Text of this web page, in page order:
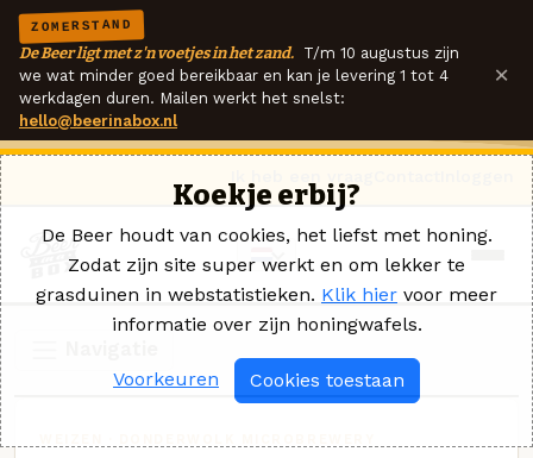
ZOMERSTAND
De Beer ligt met z'n voetjes in het zand. T/m 10 augustus zijn
we wat minder goed bereikbaar en kan je levering 1 tot 4
werkdagen duren. Mailen werkt het snelst:
hello@beerinabox.nl
×
Koekje erbij?
De Beer houdt van cookies, het liefst met honing.
Zodat zijn site super werkt en om lekker te
grasduinen in webstatistieken. Klik hier voor meer
informatie over zijn honingwafels.
Voorkeuren Cookies toestaan